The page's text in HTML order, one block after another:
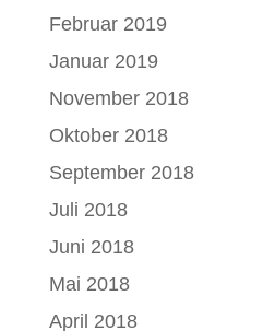
Februar 2019
Januar 2019
November 2018
Oktober 2018
September 2018
Juli 2018
Juni 2018
Mai 2018
April 2018